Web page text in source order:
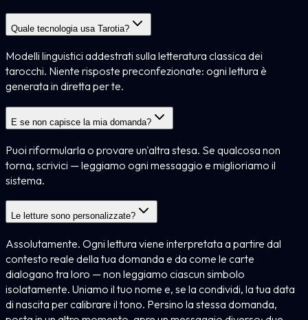
Quale tecnologia usa Tarotia?
Modelli linguistici addestrati sulla letteratura classica dei
tarocchi. Niente risposte preconfezionate: ogni lettura è
generata in diretta per te.
E se non capisce la mia domanda?
Puoi riformularla o provare un'altra stesa. Se qualcosa non
torna, scrivici — leggiamo ogni messaggio e miglioriamo il
sistema.
Le letture sono personalizzate?
Assolutamente. Ogni lettura viene interpretata a partire dal
contesto reale della tua domanda e da come le carte
dialogano tra loro — non leggiamo ciascun simbolo
isolatamente. Uniamo il tuo nome e, se la condividi, la tua data
di nascita per calibrare il tono. Persino la stessa domanda,